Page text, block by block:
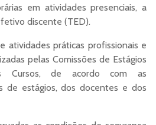
em atividades presenciais, a
discente (TED).
atividades práticas profissionais e
pelas Comissões de Estágios
Cursos, de acordo com as
de estágios, dos docentes e dos